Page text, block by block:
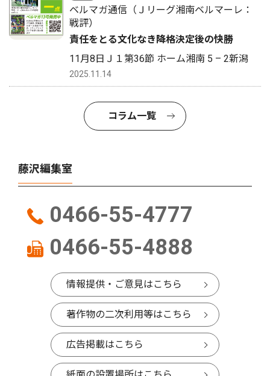
ベルマガ通信（Ｊリーグ湘南ベルマーレ：
戦評）
責任をとる文化なき降格決定後の快勝
11月8日Ｊ１第36節 ホーム湘南 5 – 2新潟
2025.11.14
コラム一覧
藤沢編集室
0466-55-4777
0466-55-4888
情報提供・ご意見はこちら
著作物の二次利用等はこちら
広告掲載はこちら